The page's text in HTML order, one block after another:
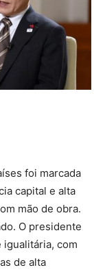
foi marcada
capital e alta
mão de obra.
O presidente
com
de alta